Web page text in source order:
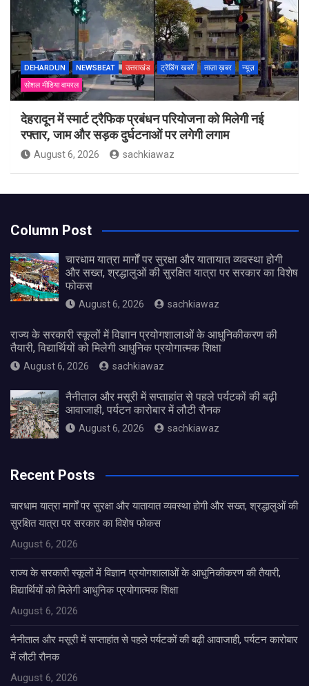
DEHARDUN NEWSBEAT उत्तराखंड ट्रेंडिंग खबरें ताज़ा ख़बर
न्यूज़
सोशल मीडिया वायरल
देहरादून में स्मार्ट ट्रैफिक प्रबंधन परियोजना को मिलेगी नई
रफ्तार, जाम और सड़क दुर्घटनाओं पर लगेगी लगाम
August 6, 2026 sachkiawaz
Column Post
चारधाम यात्रा मार्गों पर सुरक्षा और यातायात व्यवस्था होगी
और सख्त, श्रद्धालुओं की सुरक्षित यात्रा पर सरकार का विशेष
फोकस
August 6, 2026 sachkiawaz
राज्य के सरकारी स्कूलों में विज्ञान प्रयोगशालाओं के आधुनिकीकरण की
तैयारी, विद्यार्थियों को मिलेगी आधुनिक प्रयोगात्मक शिक्षा
August 6, 2026 sachkiawaz
नैनीताल और मसूरी में सप्ताहांत से पहले पर्यटकों की बढ़ी
आवाजाही, पर्यटन कारोबार में लौटी रौनक
August 6, 2026 sachkiawaz
Recent Posts
चारधाम यात्रा मार्गों पर सुरक्षा और यातायात व्यवस्था होगी और सख्त, श्रद्धालुओं की
सुरक्षित यात्रा पर सरकार का विशेष फोकस
August 6, 2026
राज्य के सरकारी स्कूलों में विज्ञान प्रयोगशालाओं के आधुनिकीकरण की तैयारी,
विद्यार्थियों को मिलेगी आधुनिक प्रयोगात्मक शिक्षा
August 6, 2026
नैनीताल और मसूरी में सप्ताहांत से पहले पर्यटकों की बढ़ी आवाजाही, पर्यटन कारोबार
में लौटी रौनक
August 6, 2026